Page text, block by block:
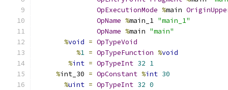
OpExecutionMode %main
OpName %main_1 "main_1"
OpName %main "main"
%void = OpTypeVoid
%1 = OpTypeFunction %void
%int = OpTypeInt 32 1
%int_30 = OpConstant %int 30
%uint = OpTypeInt 32 0